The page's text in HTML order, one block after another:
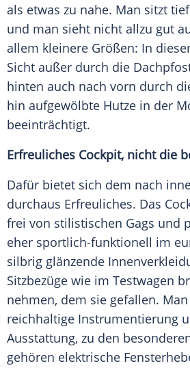
als etwas zu nahe. Man sitzt
und man sieht nicht allzu gut
allem kleinere Größen: In
Sicht außer durch die
hinten auch nach vorn durch
hin aufgewölbte Hutze in der
beeinträchtigt.
Erfreuliches Cockpit, nicht die
Dafür bietet sich dem nach
durchaus Erfreuliches. Das
frei von stilistischen Gags und
eher sportlich-funktionell im
silbrig glänzende
Sitzbezüge wie im Testwagen
nehmen, dem sie gefallen.
reichhaltige Instrumentierung
Ausstattung, zu den
gehören elektrische